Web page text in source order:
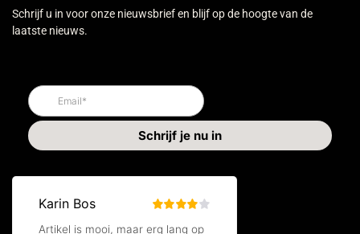
Schrijf u in voor onze nieuwsbrief en blijf op de hoogte van de
laatste nieuws.